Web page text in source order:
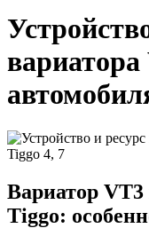
Вариатор
Tiggo: